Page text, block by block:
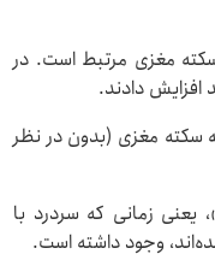
با افزایش ۷۰ درصدی خطر سکته مغزی مرتبط است. در
سکته مغزی (بدون در نظر
یعنی زمانی که سردرد با